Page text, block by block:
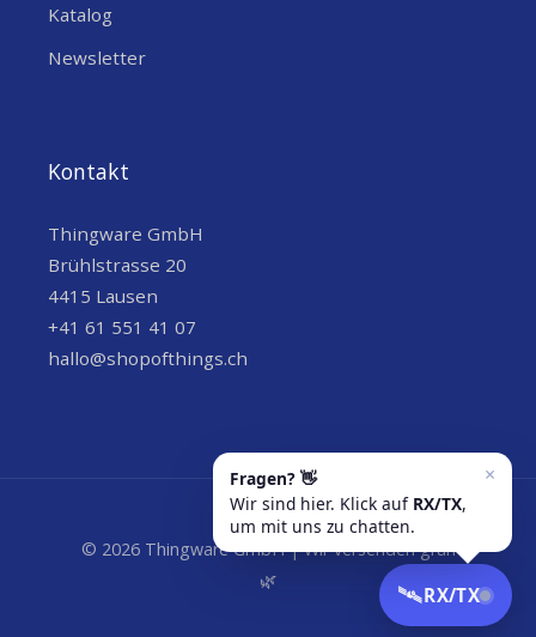
Katalog
Newsletter
Kontakt
Thingware GmbH
Brühlstrasse 20
4415 Lausen
+41 61 551 41 07
hallo@shopofthings.ch
© 2026 Thingware GmbH | Wir versenden grün
🌿